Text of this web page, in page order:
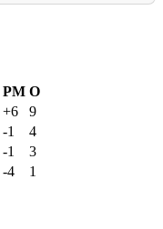
РМ О
+6
9
-1
4
-1
3
-4
1